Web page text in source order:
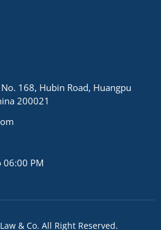
168, Hubin Road, Huangpu
200021
06:00 PM
& Co. All Right Reserved.